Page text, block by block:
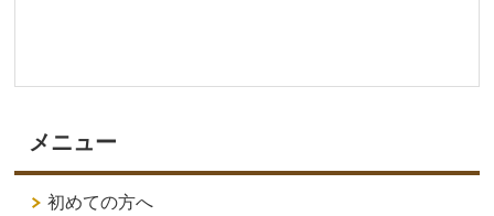
メニュー
初めての方へ